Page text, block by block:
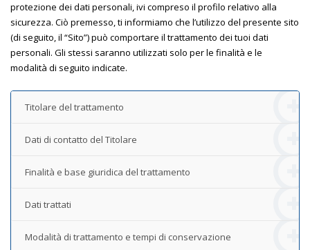
protezione dei dati personali, ivi compreso il profilo relativo alla
sicurezza. Ciò premesso, ti informiamo che l’utilizzo del presente sito
(di seguito, il “Sito”) può comportare il trattamento dei tuoi dati
personali. Gli stessi saranno utilizzati solo per le finalità e le
modalità di seguito indicate.
Titolare del trattamento
Dati di contatto del Titolare
Finalità e base giuridica del trattamento
Dati trattati
Modalità di trattamento e tempi di conservazione